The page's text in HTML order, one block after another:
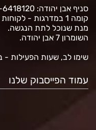
סניף אבן יהודה: 058-6418120
קומה 1 במדרגות -
מנת שנוכל לתת הנגשה.
השומרון 7 אבן יהודה.
שימו לב, שעות הפעילות -
עמוד הפייסבוק שלנו